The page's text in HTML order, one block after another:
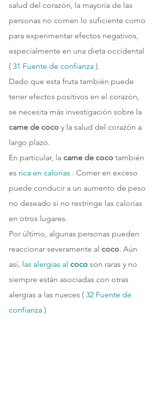
salud del corazón, la mayoría de las
personas no comen lo suficiente como
para experimentar efectos negativos,
especialmente en una dieta occidental
( 31 Fuente de confianza ).
Dado que esta fruta también puede
tener efectos positivos en el corazón,
se necesita más investigación sobre la
carne de coco y la salud del corazón a
largo plazo.
En particular, la carne de coco también
es rica en calorías . Comer en exceso
puede conducir a un aumento de peso
no deseado si no restringe las calorías
en otros lugares.
Por último, algunas personas pueden
reaccionar severamente al coco. Aún
así, las alergias al coco son raras y no
siempre están asociadas con otras
alergias a las nueces ( 32 Fuente de
confianza )